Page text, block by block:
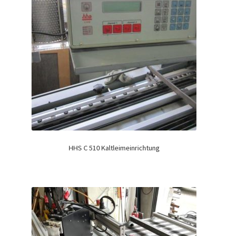
HHS C 510 Kaltleimeinrichtung